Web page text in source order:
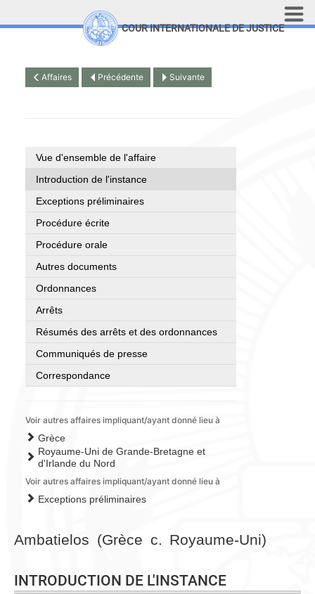
Aller au contenu principal
COUR INTERNATIONALE DE JUSTICE
Ambatielos (Grèce c. Royaume-Uni)
INTRODUCTION DE L'INSTANCE
Affaires Précédente Suivante
Vue d'ensemble de l'affaire
Introduction de l'instance
Exceptions préliminaires
Procédure écrite
Procédure orale
Autres documents
Ordonnances
Arrêts
Résumés des arrêts et des ordonnances
Communiqués de presse
Correspondance
Voir autres affaires impliquant/ayant donné lieu à
Grèce
Royaume-Uni de Grande-Bretagne et
d'Irlande du Nord
Voir autres affaires impliquant/ayant donné lieu à
Exceptions préliminaires
Top Menu
Recherche sur le site